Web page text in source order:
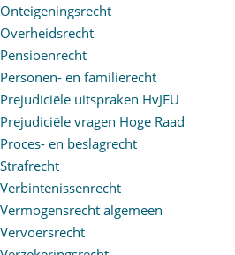
Onteigeningsrecht
Overheidsrecht
Pensioenrecht
Personen- en familierecht
Prejudiciële uitspraken HvJEU
Prejudiciële vragen Hoge Raad
Proces- en beslagrecht
Strafrecht
Verbintenissenrecht
Vermogensrecht algemeen
Vervoersrecht